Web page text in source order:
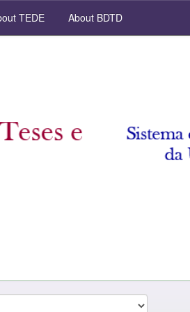
TEDE About BDTD